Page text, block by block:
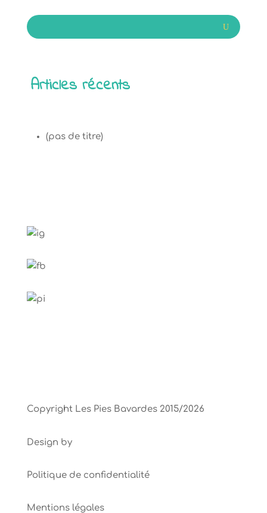
Articles récents
(pas de titre)
Copyright Les Pies Bavardes 2015/2026
Design by
Politique de confidentialité
Mentions légales